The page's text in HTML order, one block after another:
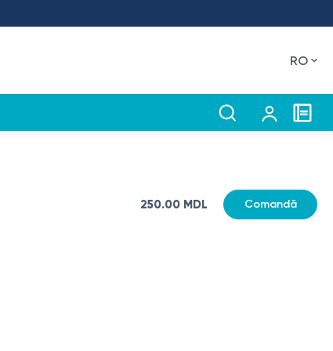
RO
250.00 MDL Comandă